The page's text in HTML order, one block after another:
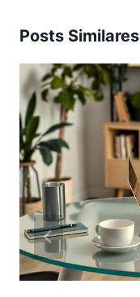
Posts Similares